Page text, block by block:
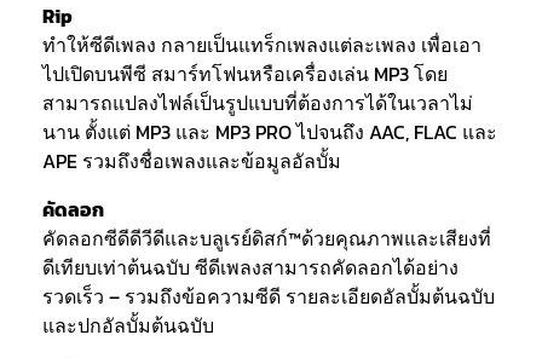
Rip
ทำให้ซีดีเพลง กลายเป็นแทร็กเพลงแต่ละเพลง เพื่อเอา
ไปเปิดบนพีซี สมาร์ทโฟนหรือเครื่องเล่น MP3 โดย
สามารถแปลงไฟล์เป็นรูปแบบที่ต้องการได้ในเวลาไม่
นาน ตั้งแต่ MP3 และ MP3 PRO ไปจนถึง AAC, FLAC และ
APE รวมถึงชื่อเพลงและข้อมูลอัลบั้ม
คัดลอก
คัดลอกซีดีดีวีดีและบลูเรย์ดิสก์™ด้วยคุณภาพและเสียงที่
ดีเทียบเท่าต้นฉบับ ซีดีเพลงสามารถคัดลอกได้อย่าง
รวดเร็ว – รวมถึงข้อความซีดี รายละเอียดอัลบั้มต้นฉบับ
และปกอัลบั้มต้นฉบับ